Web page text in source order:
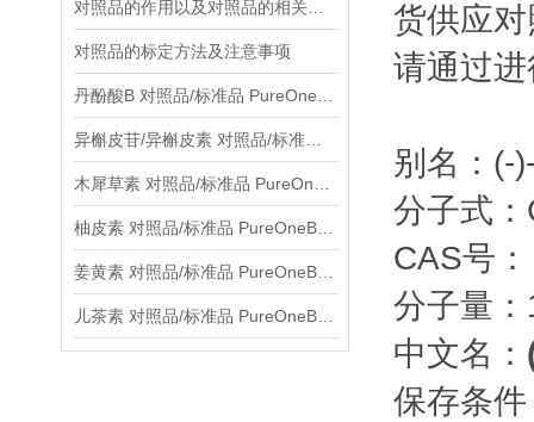
对照品的标定方法及注意事项
货供应
请通过
别名：(-
分子式
CAS号
分子量
中文名：
保存条